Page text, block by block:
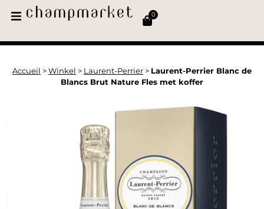
0
Accueil > Winkel > Laurent-Perrier > Laurent-Perrier Blanc de
Blancs Brut Nature Fles met koffer